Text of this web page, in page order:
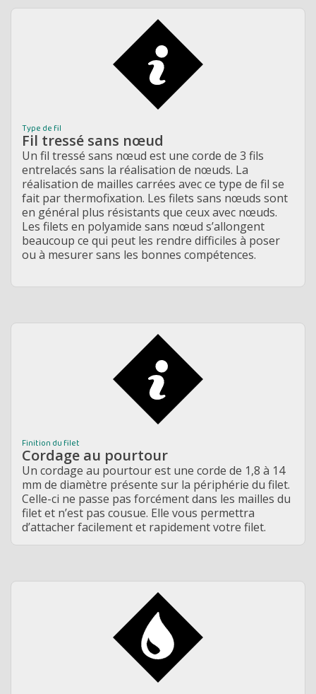
Type de fil
Fil tressé sans nœud
Un fil tressé sans nœud est une corde de 3 fils
entrelacés sans la réalisation de nœuds. La
réalisation de mailles carrées avec ce type de fil se
fait parthermofixation. Les filets sans nœuds sont
en général plus résistants que ceux avec nœuds.
Les filets en polyamide sans nœud s’allongent
beaucoup ce qui peut les rendre difficiles à poser
ou à mesurer sans les bonnes compétences.
Finition du filet
Cordage au pourtour
Un cordage au pourtour est une corde de 1,8 à 14
mm de diamètre présente sur la périphérie du filet.
Celle-ci ne passe pas forcément dans les mailles du
filet et n’est pas cousue. Elle vous permettra
d’attacher facilement et rapidement votre filet.